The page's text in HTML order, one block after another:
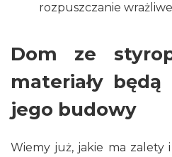
rozpuszczanie
Dom ze
materiały
jego budowy
Wiemy już, jakie ma zalety